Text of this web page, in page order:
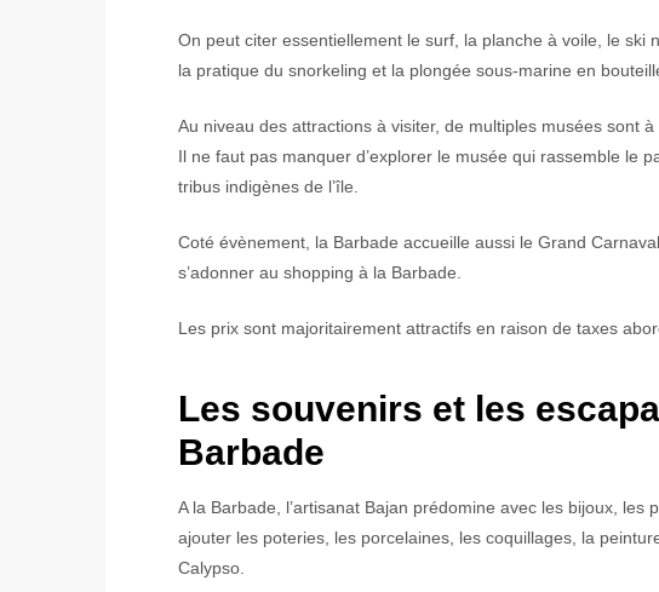
On peut citer essentiellement le surf, la planche à voile, le ski
la pratique du snorkeling et la plongée sous-marine en
Au niveau des attractions à visiter, de multiples musées sont
Il ne faut pas manquer d’explorer le musée qui rassemble le
tribus indigènes de l’île.
Coté évènement, la Barbade accueille aussi le Grand
s’adonner au shopping à la Barbade.
Les prix sont majoritairement attractifs en raison de taxes
Les souvenirs et les
Barbade
A la Barbade, l’artisanat Bajan prédomine avec les bijoux, les
ajouter les poteries, les porcelaines, les coquillages, la
Calypso.